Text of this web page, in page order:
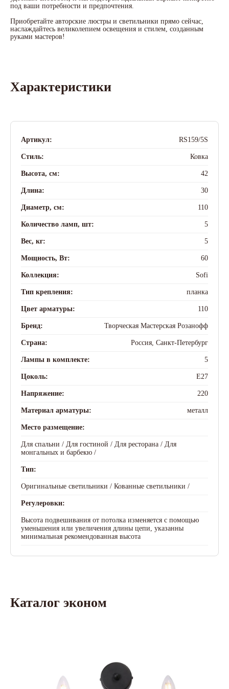
под ваши потребности и предпочтения.
Приобретайте авторские люстры и светильники прямо сейчас,
наслаждайтесь великолепием освещения и стилем, созданным
руками мастеров!
Характеристики
Артикул: RS159/5S
Стиль: Ковка
Высота, см: 42
Длина: 30
Диаметр, см: 110
Количество ламп, шт: 5
Вес, кг: 5
Мощность, Вт: 60
Коллекция: Sofi
Тип крепления: планка
Цвет арматуры: 110
Бренд: Творческая Мастерская Розанофф
Страна: Россия, Санкт-Петербург
Лампы в комплекте: 5
Цоколь: E27
Напряжение: 220
Материал арматуры: металл
Место размещение:
Для спальни / Для гостиной / Для ресторана / Для
монгальных и барбекю /
Тип:
Оригинальные светильники / Кованные светильники /
Регулеровки:
Высота подвешивания от потолка изменяется с помощью
уменьшения или увеличения длины цепи, указанны
минимальная рекомендованная высота
Каталог эконом